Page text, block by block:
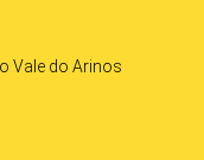
Vale do Arinos